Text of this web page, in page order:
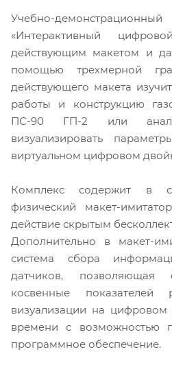
Учебно-
«Интерактивный
действующим макетом и
помощью трехмерной
действующего макета
работы и конструкцию
ПС-90 ГП-2 или
визуализировать
виртуальном цифровом
Комплекс содержит в
физический макет-
действие скрытым
Дополнительно в макет-
система сбора
датчиков,
косвенные
визуализации на
времени с возможностью
программное обеспечение.